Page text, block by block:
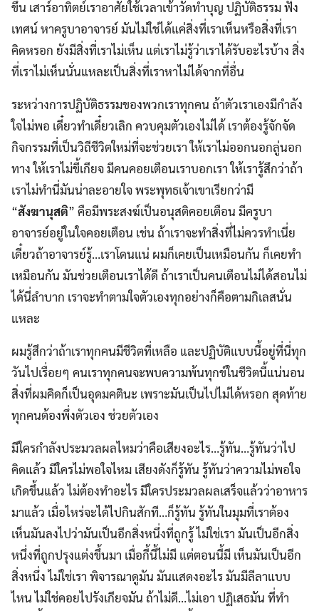
ขึ้น เสาร์อาทิตย์เราอาศัยใช้เวลาเข้าวัดทำบุญ ปฏิบัติธรรม ฟัง
เทศน์ หาครูบาอาจารย์ มันไม่ใช่ได้แค่สิ่งที่เราเห็นหรือสิ่งที่เรา
คิดหรอก ยังมีสิ่งที่เราไม่เห็น แต่เราไม่รู้ว่าเราได้รับอะไรบ้าง สิ่ง
ที่เราไม่เห็นนั่นแหละเป็นสิ่งที่เราหาไม่ได้จากที่อื่น
ระหว่างการปฏิบัติธรรมของพวกเราทุกคน ถ้าตัวเราเองมีกำลัง
ใจไม่พอ เดี๋ยวทำเดี๋ยวเลิก ควบคุมตัวเองไม่ได้ เราต้องรู้จักจัด
กิจกรรมที่เป็นวิถีชีวิตใหม่ที่จะช่วยเรา ให้เราไม่ออกนอกลู่นอก
ทาง ให้เราไม่ขี้เกียจ มีคนคอยเตือนเราบอกเรา ให้เรารู้สึกว่าถ้า
เราไม่ทำนี่มันน่าละอายใจ พระพุทธเจ้าเขาเรียกว่ามี
“สังฆานุสติ” คือมีพระสงฆ์เป็นอนุสติคอยเตือน มีครูบา
อาจารย์อยู่ในใจคอยเตือน เช่น ถ้าเราจะทำสิ่งที่ไม่ควรทำเนี่ย
เดี๋ยวถ้าอาจารย์รู้…เราโดนแน่ ผมก็เคยเป็นเหมือนกัน ก็เคยทำ
เหมือนกัน มันช่วยเตือนเราได้ดี ถ้าเราเป็นคนเตือนไม่ได้สอนไม่
ได้นี่ลำบาก เราจะทำตามใจตัวเองทุกอย่างก็คือตามกิเลสนั่น
แหละ
ผมรู้สึกว่าถ้าเราทุกคนมีชีวิตที่เหลือ และปฏิบัติแบบนี้อยู่ที่นี่ทุก
วันไปเรื่อยๆ คนเราทุกคนจะพบความพ้นทุกข์ในชีวิตนี้แน่นอน
สิ่งที่ผมคิดก็เป็นอุดมคตินะ เพราะมันเป็นไปไม่ได้หรอก สุดท้าย
ทุกคนต้องพึ่งตัวเอง ช่วยตัวเอง
มีใครกำลังประมวลผลไหมว่าคือเสียงอะไร…รู้ทัน…รู้ทันว่าไป
คิดแล้ว มีใครไม่พอใจไหม เสียงดังก็รู้ทัน รู้ทันว่าความไม่พอใจ
เกิดขึ้นแล้ว ไม่ต้องทำอะไร มีใครประมวลผลเสร็จแล้วว่าอาหาร
มาแล้ว เมื่อไหร่จะได้ไปกินสักที…ก็รู้ทัน รู้ทันในมุมที่เราต้อง
เห็นมันลงไปว่ามันเป็นอีกสิ่งหนึ่งที่ถูกรู้ ไม่ใช่เรา มันเป็นอีกสิ่ง
หนึ่งที่ถูกปรุงแต่งขึ้นมา เมื่อกี้นี้ไม่มี แต่ตอนนี้มี เห็นมันเป็นอีก
สิ่งหนึ่ง ไม่ใช่เรา พิจารณาดูมัน มันแสดงอะไร มันมีลีลาแบบ
ไหน ไม่ใช่คอยไปรังเกียจมัน ถ้าไม่ดี…ไม่เอา ปฏิเสธมัน ที่ทำ